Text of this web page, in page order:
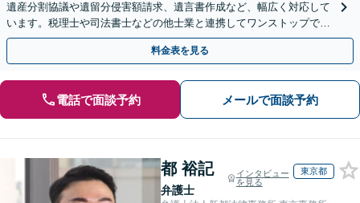
遺産分割協議や遺留分侵害額請求、遺言書作成など、幅広く対応して
います。税理士や司法書士などの他士業と連携してワンストップでの
解決が可能です。ぜひご相談ください。
料金表を見る
電話で面談予約 メールで面談予約
都 裕記
弁護士
インタビュー
を見る
東京都